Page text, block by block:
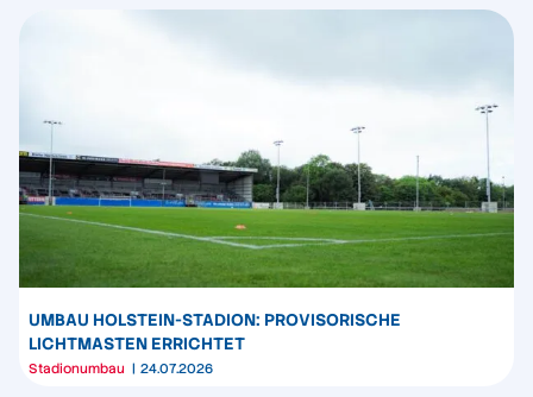
UMBAU HOLSTEIN-STADION: PROVISORISCHE
LICHTMASTEN ERRICHTET
Stadionumbau 24.07.2026